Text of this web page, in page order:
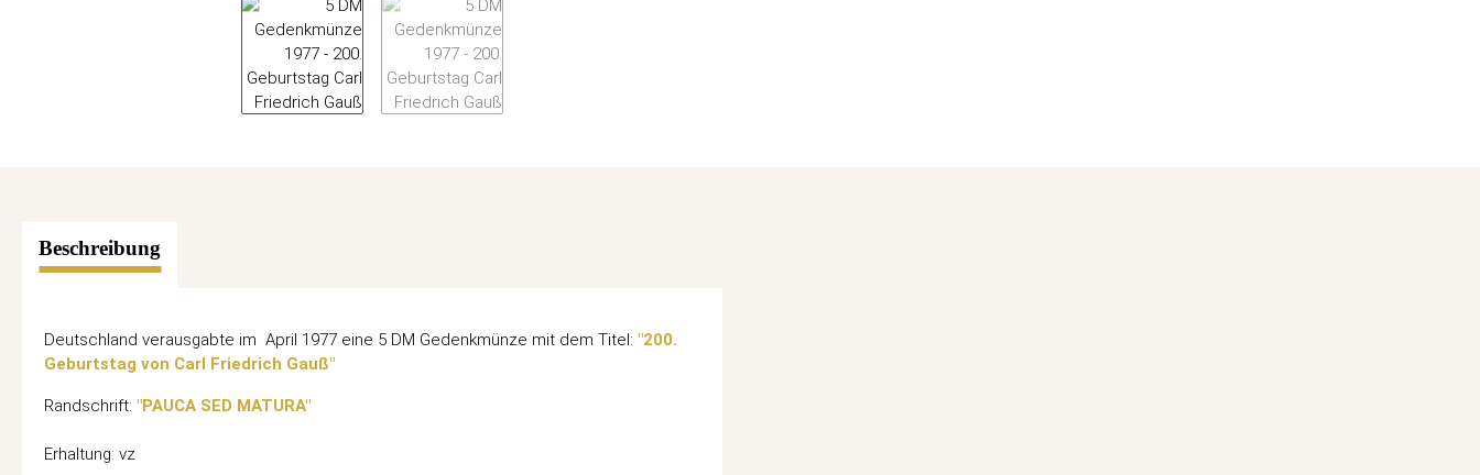
Beschreibung
Deutschland verausgabte im April 1977 eine 5 DM Gedenkmünze mit dem Titel: "200.
Geburtstag von Carl Friedrich Gauß"
Randschrift: "PAUCA SED MATURA"
Erhaltung: vz